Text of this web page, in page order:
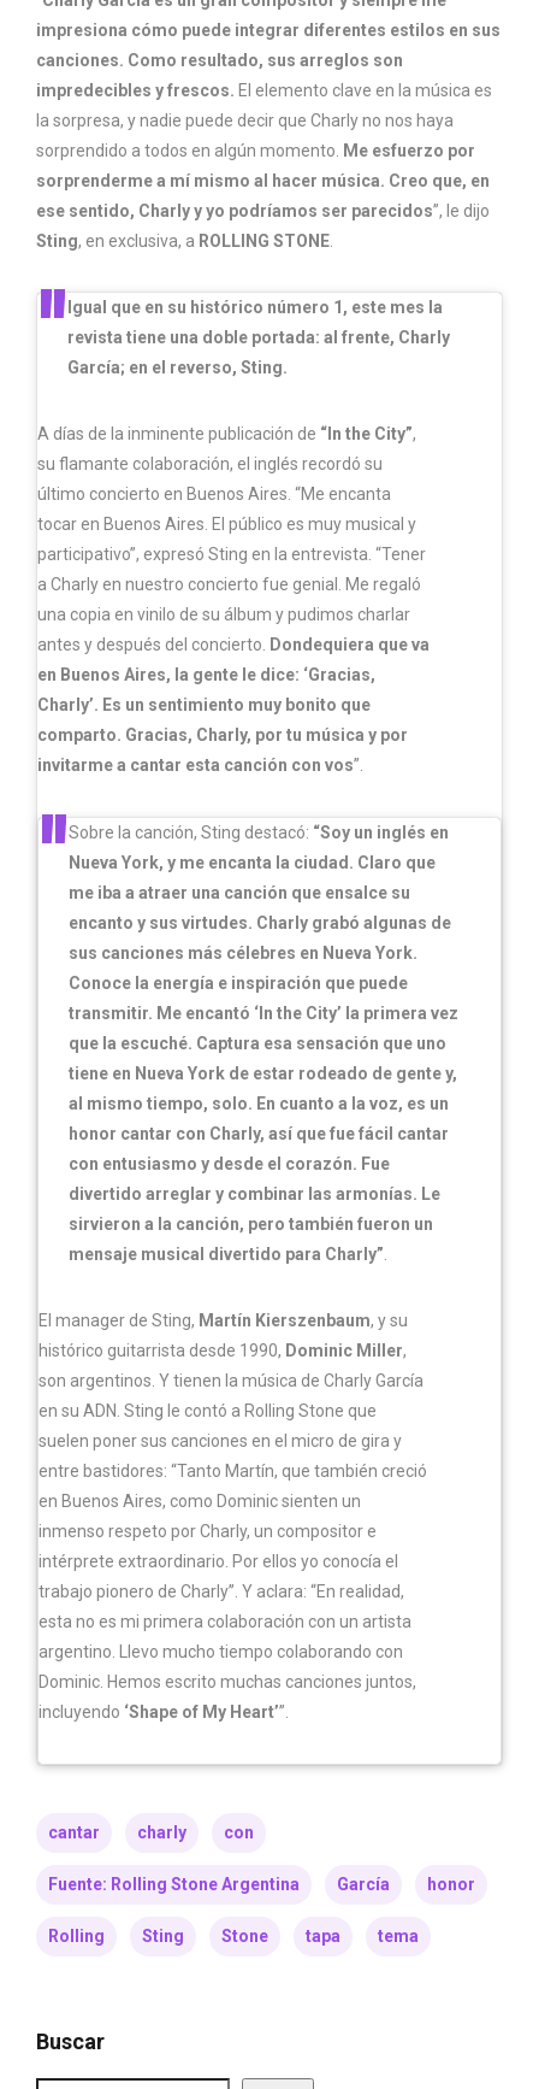
impresiona cómo puede integrar diferentes estilos en sus
canciones. Como resultado, sus arreglos son
impredecibles y frescos. El elemento clave en la música es
la sorpresa, y nadie puede decir que Charly no nos haya
sorprendido a todos en algún momento.
Me esfuerzo por
sorprenderme a mí mismo al hacer música. Creo que, en
ese sentido, Charly y yo podríamos ser parecidos”, le dijo
Sting, en exclusiva, a ROLLING STONE
Igual que en su histórico número 1, este mes la
revista tiene una doble portada: al frente, Charly
García; en el reverso, Sting.
A días de la inminente publicación de “In the City”,
su flamante colaboración, el inglés recordó su
último concierto en Buenos Aires. “Me encanta
tocar en Buenos Aires. El público es muy musical y
participativo”, expresó Sting en la entrevista. “Tener
a Charly en nuestro concierto fue genial. Me regaló
una copia en vinilo de su álbum y pudimos charlar
antes y después del concierto.
Dondequiera que va
en Buenos Aires, la gente le dice: ‘Gracias,
Charly’. Es un sentimiento muy bonito que
comparto. Gracias, Charly, por tu música y por
invitarme a cantar esta canción con vos”.
Sobre la canción, Sting destacó: “Soy un inglés en
Nueva York, y me encanta la ciudad. Claro que
me iba a atraer una canción que ensalce su
encanto y sus virtudes. Charly grabó algunas de
sus canciones más célebres en Nueva York.
Conoce la energía e inspiración que puede
transmitir. Me encantó ‘In the City’ la primera vez
que la escuché. Captura esa sensación que uno
tiene en Nueva York de estar rodeado de gente y,
al mismo tiempo, solo. En cuanto a la voz, es un
honor cantar con Charly, así que fue fácil cantar
con entusiasmo y desde el corazón. Fue
divertido arreglar y combinar las armonías. Le
sirvieron a la canción, pero también fueron un
mensaje musical divertido para Charly”
El manager de Sting, Martín Kierszenbaum, y su
histórico guitarrista desde 1990, Dominic Miller,
son argentinos. Y tienen la música de Charly García
en su ADN. Sting le contó a Rolling Stone que
suelen poner sus canciones en el micro de gira y
entre bastidores: “Tanto Martín, que también creció
en Buenos Aires, como Dominic sienten un
inmenso respeto por Charly, un compositor e
intérprete extraordinario. Por ellos yo conocía el
trabajo pionero de Charly”. Y aclara: “En realidad,
esta no es mi primera colaboración con un artista
argentino. Llevo mucho tiempo colaborando con
Dominic. Hemos escrito muchas canciones juntos,
incluyendo ‘Shape of My Heart’”.
cantar charly con
Fuente: Rolling Stone Argentina García honor
Rolling Sting Stone tapa tema
Buscar